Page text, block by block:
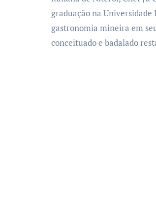
graduação na Universidade
gastronomia mineira em
conceituado e badalado